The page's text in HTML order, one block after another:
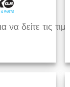
να δείτε τις τιμές